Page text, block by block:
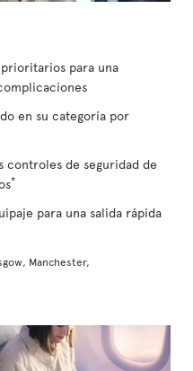
para una
en su categoría por
controles de seguridad de
*
para una salida rápida
Manchester,